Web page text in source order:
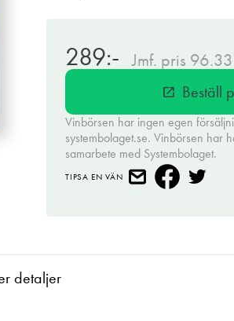
289:- Jmf. pris
open_in_new Beställ
Vinbörsen har ingen egen
systembolaget.se. Vinbörsen har
samarbete med Systembolaget.
TIPSA EN VÄN
detaljer